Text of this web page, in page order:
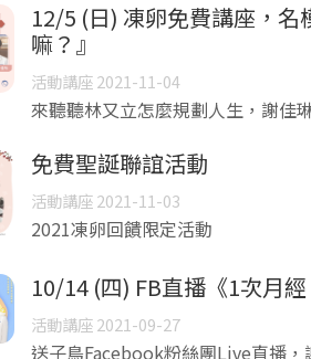
12/5 (日) 凍卵免費講座，
嘛？』
活動講座 2021-11-04
來聽聽林又立怎麼規劃人生，謝佳
免費聖誕聯誼活動
活動講座 2021-11-03
2021凍卵回饋限定活動
10/14 (四) FB直播《1次月
活動講座 2021-09-27
送子鳥Facebook粉絲團Live直播，